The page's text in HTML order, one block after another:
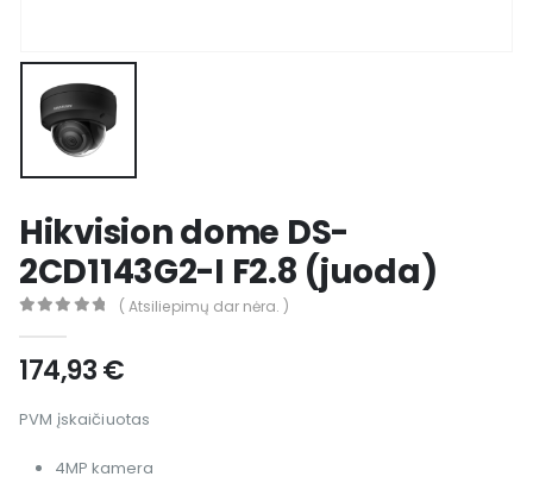
Hikvision dome DS-
2CD1143G2-I F2.8 (juoda)
( Atsiliepimų dar nėra. )
174,93€
PVM įskaičiuotas
4MP kamera